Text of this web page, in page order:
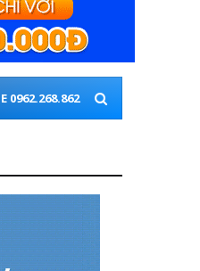
0962.268.862